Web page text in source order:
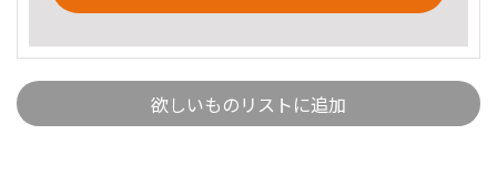
欲しいものリストに追加